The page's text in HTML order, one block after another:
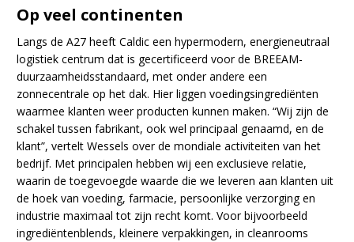
Op veel continenten
Langs de A27 heeft Caldic een hypermodern, energieneutraal
logistiek centrum dat is gecertificeerd voor de BREEAM-
duurzaamheidsstandaard, met onder andere een
zonnecentrale op het dak. Hier liggen voedingsingrediënten
waarmee klanten weer producten kunnen maken. “Wij zijn de
schakel tussen fabrikant, ook wel principaal genaamd, en de
klant”, vertelt Wessels over de mondiale activiteiten van het
bedrijf. Met principalen hebben wij een exclusieve relatie,
waarin de toegevoegde waarde die we leveren aan klanten uit
de hoek van voeding, farmacie, persoonlijke verzorging en
industrie maximaal tot zijn recht komt. Voor bijvoorbeeld
ingrediëntenblends, kleinere verpakkingen, in cleanrooms